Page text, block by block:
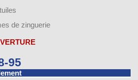
de zinguerie
95